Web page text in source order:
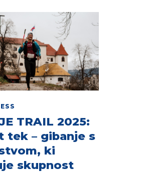
TRAIL 2025:
tek – gibanje s
ki
skupnost